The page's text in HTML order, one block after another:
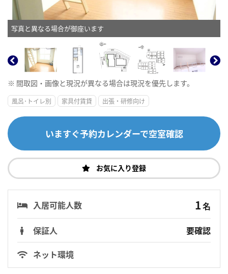
写真と異なる場合が御座います
※ 間取図・画像と現況が異なる場合は現況を優先します。
風呂･トイレ別 家具付賃貸 出張・研修向け
いますぐ予約カレンダーで空室確認
お気に入り登録
入居可能人数 1名
保証人
要確認
ネット環境